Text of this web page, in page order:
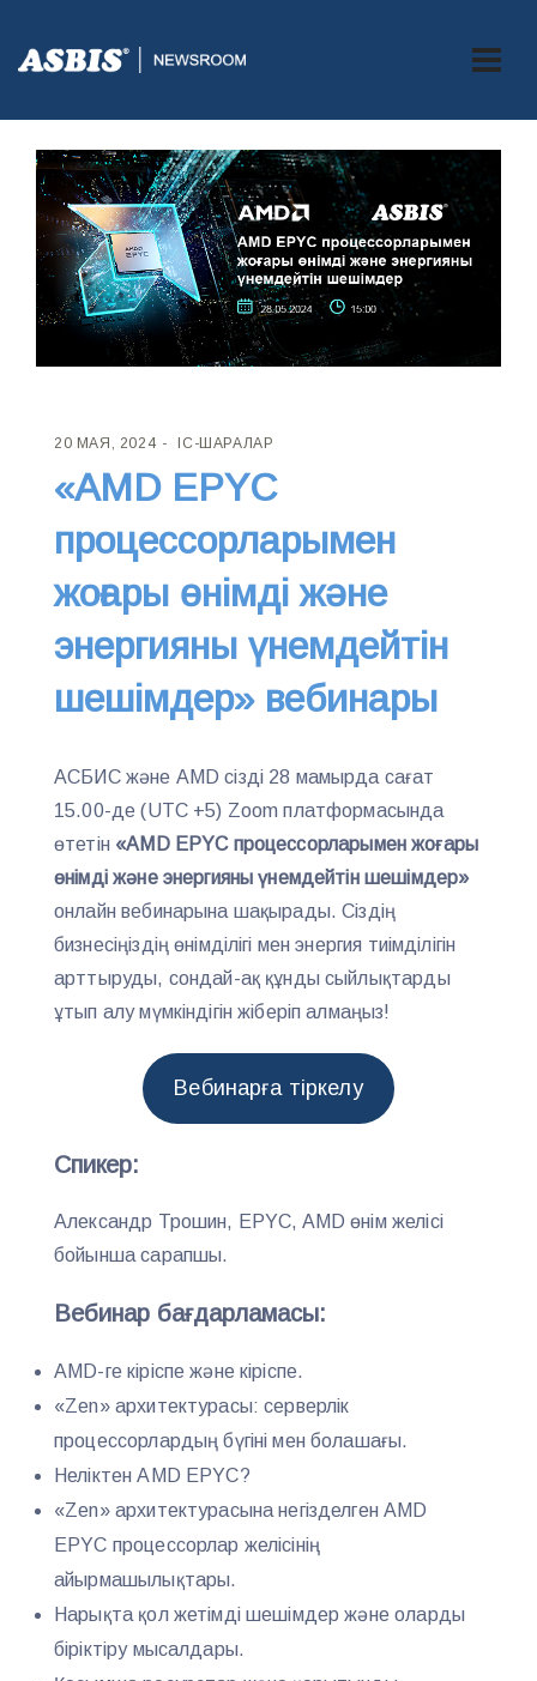
20 МАЯ, 2024 ІС-ШАРАЛАР
«AMD EPYC
процессорларымен
жоғары өнімді және
энергияны үнемдейтін
шешімдер» вебинары
AСБИС және AMD сізді 28 мамырда сағат
15.00-де (UTC +5) Zoom платформасында
өтетін «AMD EPYC процессорларымен жоғары
өнімді және энергияны үнемдейтін шешімдер»
онлайн вебинарына шақырады. Сіздің
бизнесіңіздің өнімділігі мен энергия тиімділігін
арттыруды, сондай-ақ құнды сыйлықтарды
ұтып алу мүмкіндігін жіберіп алмаңыз!
Вебинарға тіркелу
Спикер:
Александр Трошин, EPYC, AMD өнім желісі
бойынша сарапшы.
Вебинар бағдарламасы:
AMD-ге кіріспе және кіріспе.
«Zen» архитектурасы: серверлік
процессорлардың бүгіні мен болашағы.
Неліктен AMD EPYC?
«Zen» архитектурасына негізделген AMD
EPYC процессорлар желісінің
айырмашылықтары.
Нарықта қол жетімді шешімдер және оларды
біріктіру мысалдары.